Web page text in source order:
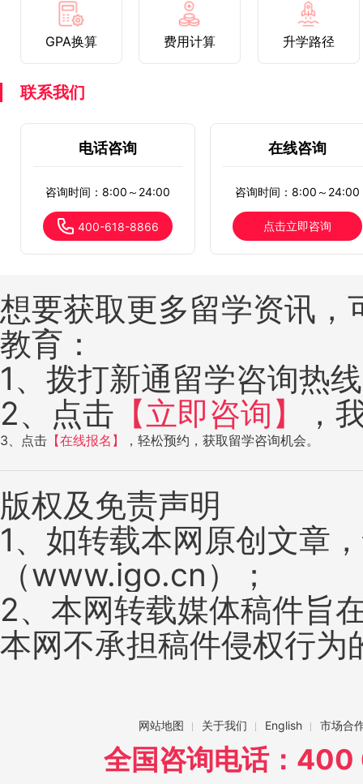
GPA换算 费用计算 升学路径
联系我们
电话咨询
咨询时间：8:00～24:00
400-618-8866
在线咨询
咨询时间：8:00～24:00
点击立即咨询
想要获取更多留学资讯
教育：
1、拨打新通留学咨询热
2、点击 【立即咨询】 ，
3、点击 【在线报名】 ，轻松预约，获取留学咨询机会。
版权及免责声明
1、如转载本网原创文章
（www.igo.cn）；
2、本网转载媒体稿件旨
本网不承担稿件侵权行为
网站地图 关于我们 English 市场合
全国咨询电话：